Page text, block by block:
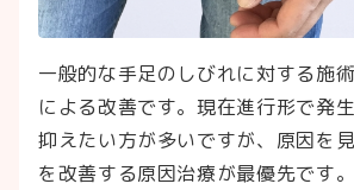
一般的な手足のしびれに対する施
による改善です。現在進行形で発
抑えたい方が多いですが、原因を
を改善する原因治療が最優先です